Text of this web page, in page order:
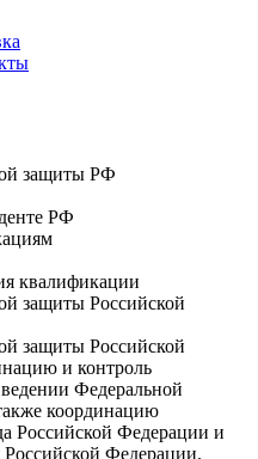
защиты РФ
РФ
квалификации
защиты Российской
защиты Российской
и контроль
Федеральной
координацию
Российской Федерации и
Федерации.